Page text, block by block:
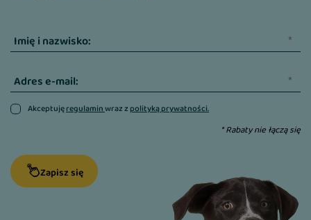
Imię i nazwisko:
Adres e-mail:
Akceptujęregulaminwraz zpolityką prywatności.
* Rabaty nie łączą się
Zapisz się